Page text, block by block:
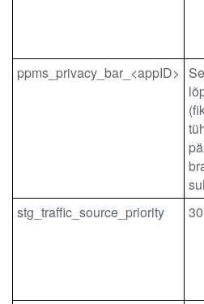
ppms_privacy_bar_<appID>
stg_traffic_source_priority